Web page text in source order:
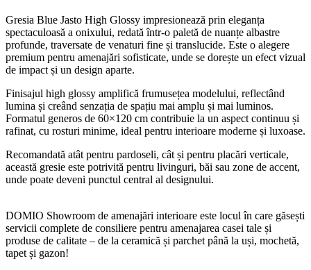
Gresia Blue Jasto High Glossy impresionează prin eleganța
spectaculoasă a onixului, redată într-o paletă de nuanțe albastre
profunde, traversate de venaturi fine și translucide. Este o alegere
premium pentru amenajări sofisticate, unde se dorește un efect vizual
de impact și un design aparte.
Finisajul high glossy amplifică frumusețea modelului, reflectând
lumina și creând senzația de spațiu mai amplu și mai luminos.
Formatul generos de 60×120 cm contribuie la un aspect continuu și
rafinat, cu rosturi minime, ideal pentru interioare moderne și luxoase.
Recomandată atât pentru pardoseli, cât și pentru placări verticale,
această gresie este potrivită pentru livinguri, băi sau zone de accent,
unde poate deveni punctul central al designului.
DOMIO Showroom de amenajări interioare este locul în care găsești
servicii complete de consiliere pentru amenajarea casei tale și
produse de calitate – de la ceramică și parchet până la uși, mochetă,
tapet și gazon!